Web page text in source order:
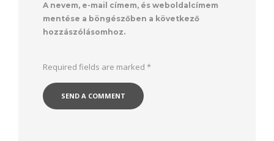
A nevem, e-mail címem, és weboldalcímem
mentése a böngészőben a következő
hozzászólásomhoz.
Required fields are marked *